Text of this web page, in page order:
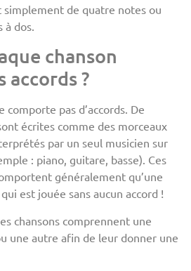
simplement de quatre notes ou
dos.
chanson
accords ?
comporte pas d’accords. De
écrites comme des morceaux
par un seul musicien sur
: piano, guitare, basse). Ces
généralement qu’une
est jouée sans aucun accord !
chansons comprennent une
une autre afin de leur donner une